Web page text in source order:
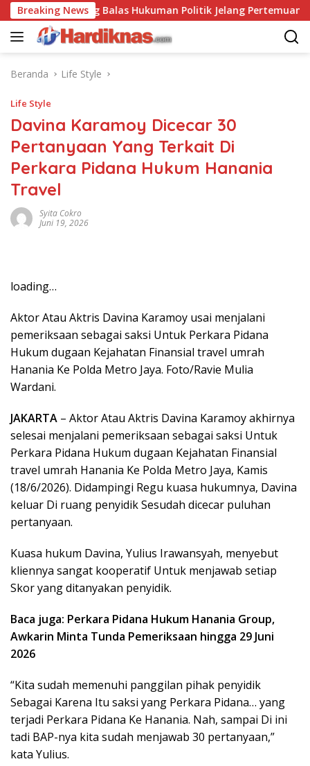
Langsung
ke
konten
Breaking News
China Saling Balas Hukuman Politik Jelang Pertemuan Trump
Beranda Life Style
Life Style
Davina Karamoy Dicecar 30
Pertanyaan Yang Terkait Di
Perkara Pidana Hukum Hanania
Travel
Syita Cokro
Juni 19, 2026
loading…
Aktor Atau Aktris Davina Karamoy usai menjalani
pemeriksaan sebagai saksi Untuk Perkara Pidana
Hukum dugaan Kejahatan Finansial travel umrah
Hanania Ke Polda Metro Jaya. Foto/Ravie Mulia
Wardani.
JAKARTA – Aktor Atau Aktris Davina Karamoy akhirnya
selesai menjalani pemeriksaan sebagai saksi Untuk
Perkara Pidana Hukum dugaan Kejahatan Finansial
travel umrah Hanania Ke Polda Metro Jaya, Kamis
(18/6/2026). Didampingi Regu kuasa hukumnya, Davina
keluar Di ruang penyidik Sesudah dicecar puluhan
pertanyaan.
Kuasa hukum Davina, Yulius Irawansyah, menyebut
kliennya sangat kooperatif Untuk menjawab setiap
Skor yang ditanyakan penyidik.
Baca juga: Perkara Pidana Hukum Hanania Group,
Awkarin Minta Tunda Pemeriksaan hingga 29 Juni
2026
“Kita sudah memenuhi panggilan pihak penyidik
Sebagai Karena Itu saksi yang Perkara Pidana… yang
terjadi Perkara Pidana Ke Hanania. Nah, sampai Di ini
tadi BAP-nya kita sudah menjawab 30 pertanyaan,”
kata Yulius.